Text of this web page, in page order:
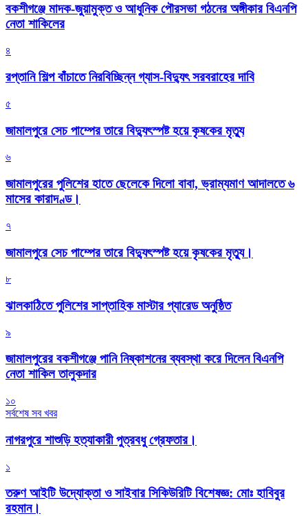
বকশীগঞ্জে মাদক-জুয়ামুক্ত ও আধুনিক পৌরসভা গঠনের অঙ্গীকার বিএনপি
নেতা শাকিলের
৪
রপ্তানি শিল্প বাঁচাতে নিরবিচ্ছিন্ন গ্যাস-বিদ্যুৎ সরবরাহের দাবি
৫
জামালপুরে সেচ পাম্পের তারে বিদ্যুৎস্পষ্ট হয়ে কৃষকের মৃত্যু
৬
জামালপুরের পুলিশের হাতে ছেলেকে দিলো বাবা, ভ্রাম্যমাণ আদালতে ৬
মাসের কারাদণ্ড।
৭
জামালপুরে সেচ পাম্পের তারে বিদ্যুৎস্পষ্ট হয়ে কৃষকের মৃত্যু।
৮
‎ঝালকাঠিতে পুলিশের সাপ্তাহিক মাস্টার প্যারেড অনুষ্ঠিত
৯
জামালপুরের বকশীগঞ্জে পানি নিষ্কাশনের ব্যবস্থা করে দিলেন বিএনপি
নেতা শাকিল তালুকদার
১০
সর্বশেষ সব খবর
নাগরপুরে শাশুড়ি হত্যাকারী পুত্রবধু গ্রেফতার।
১
তরুণ আইটি উদ্যোক্তা ও সাইবার সিকিউরিটি বিশেষজ্ঞ: মোঃ হাবিবুর
রহমান।